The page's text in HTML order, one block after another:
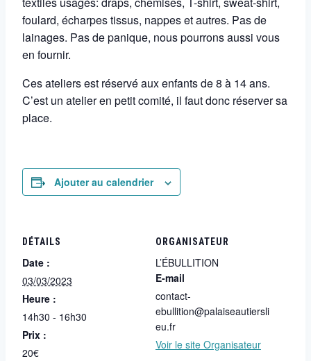
foulard, écharpes tissus, nappes et autres. Pas de
lainages. Pas de panique, nous pourrons aussi vous
en fournir.
Ces ateliers est réservé aux enfants de 8 à 14 ans.
C’est un atelier en petit comité, il faut donc réserver sa
place.
Ajouter au calendrier
DÉTAILS
Date :
03/03/2023
Heure :
14h30 - 16h30
Prix :
20€
ORGANISATEUR
L’ÉBULLITION
E-mail
contact-
ebullition@palaiseautiersli
eu.fr
Voir le site Organisateur